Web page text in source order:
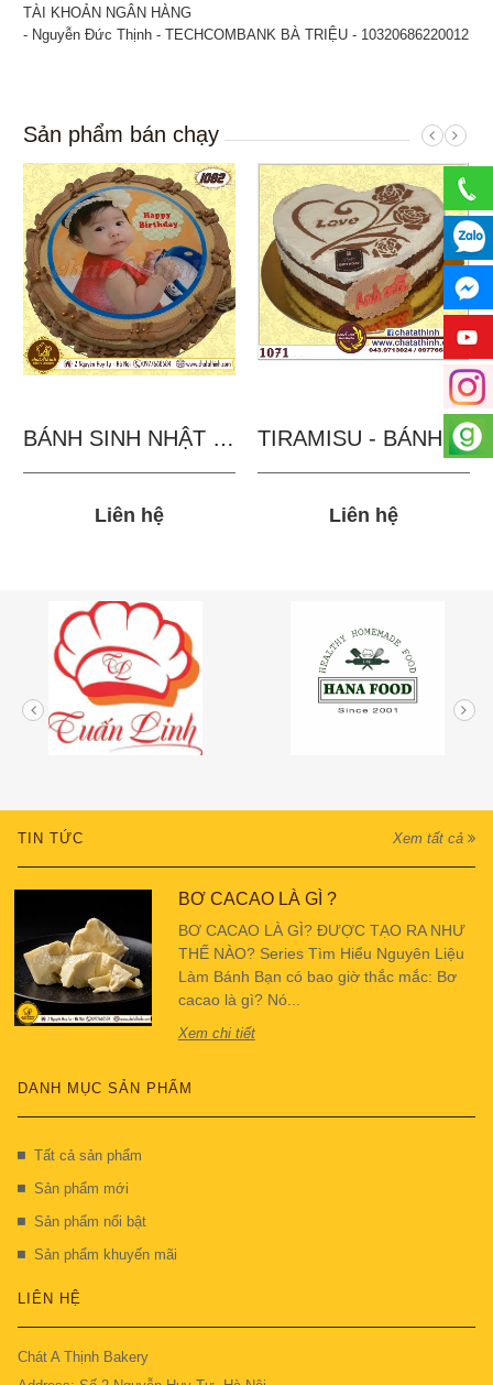
TÀI KHOẢN NGÂN HÀNG
- Nguyễn Đức Thịnh - TECHCOMBANK BÀ TRIỆU - 10320686220012
Sản phẩm bán chạy
BÁNH SINH NHẬT IN...
Liên hệ
TIRAMISU - BÁNH TẶNG...
Liên hệ
TIN TỨC Xem tất cả
BƠ CACAO LÀ GÌ ?
BƠ CACAO LÀ GÌ? ĐƯỢC TẠO RA NHƯ
THẾ NÀO? Series Tìm Hiểu Nguyên Liệu
Làm Bánh Bạn có bao giờ thắc mắc: Bơ
cacao là gì? Nó...
Xem chi tiết
DANH MỤC SẢN PHẨM
Tất cả sản phẩm
Sản phẩm mới
Sản phẩm nổi bật
Sản phẩm khuyến mãi
LIÊN HỆ
Chát A Thịnh Bakery